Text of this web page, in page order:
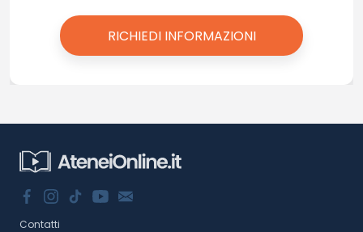
Contatti